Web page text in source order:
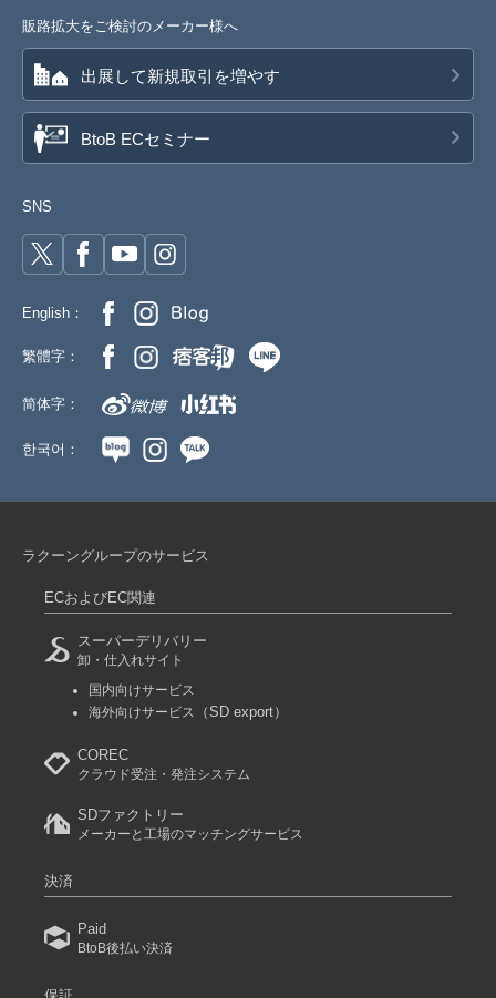
販路拡大をご検討のメーカー様へ
出展して新規取引を増やす
BtoB ECセミナー
SNS
English：
繁體字：
简体字：
한국어：
ラクーングループのサービス
ECおよびEC関連
スーパーデリバリー
卸・仕入れサイト
国内向けサービス
海外向けサービス
（SD export）
COREC
クラウド受注・発注システム
SDファクトリー
メーカーと工場のマッチングサービス
決済
Paid
BtoB後払い決済